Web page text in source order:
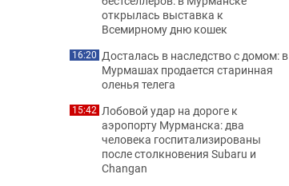
открылась выставка к
Всемирному дню кошек
16:20 Досталась в наследство с домом: в
Мурмашах продается старинная
оленья телега
15:42 Лобовой удар на дороге к
аэропорту Мурманска: два
человека госпитализированы
после столкновения Subaru и
Changan